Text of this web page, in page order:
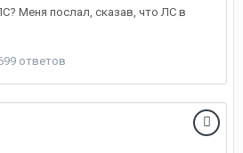
Меня послал, сказав, что ЛС в
ответов